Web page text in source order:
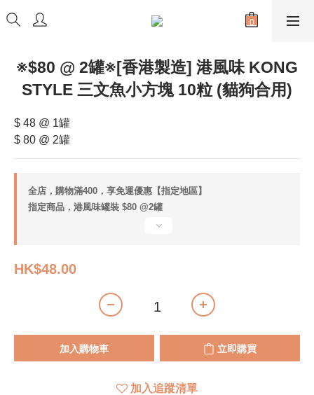
※$80 @ 2罐※[香港製造] 港風味 KONG
STYLE 三文魚小方塊 10粒 (貓狗合用)
$ 48 @ 1罐
$ 80 @ 2罐
全店，購物滿400，享免運優惠【指定地區】
指定商品，港風味罐裝 $80 @2罐
HK$48.00
加入購物車 立即購買
加入追蹤清單